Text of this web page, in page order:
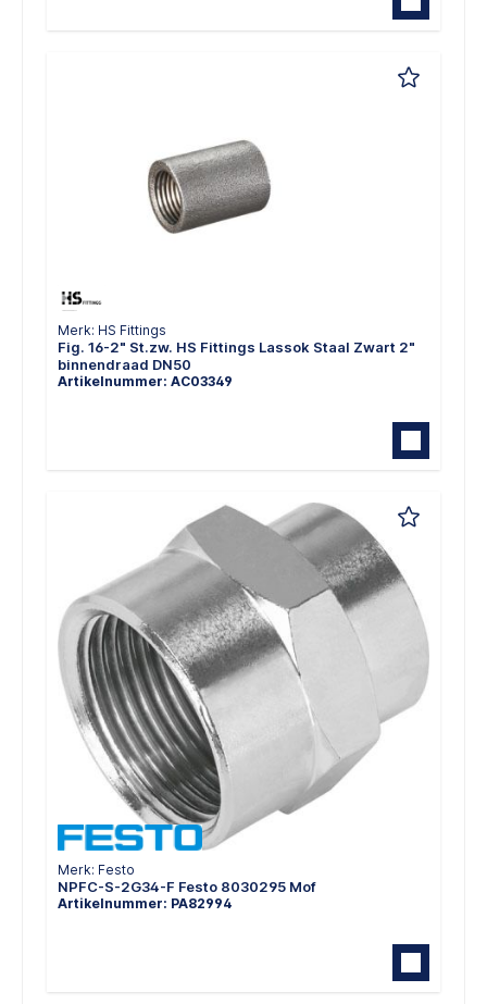
Merk: HS Fittings
Fig. 16-2" St.zw. HS Fittings Lassok Staal Zwart 2"
binnendraad DN50
Artikelnummer: AC03349
Merk: Festo
NPFC-S-2G34-F Festo 8030295 Mof
Artikelnummer: PA82994